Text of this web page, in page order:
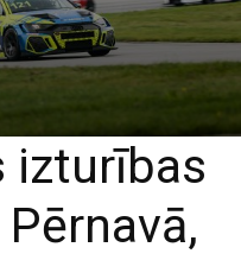
izturības